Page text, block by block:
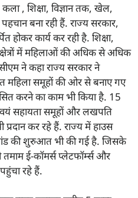
कला , शिक्षा, विज्ञान तक, खेल,
बना रही हैं. राज्य सरकार,
होकर कार्य कर रही है. शिक्षा,
क्षेत्रों में महिलाओं की अधिक से अधिक
ने कहा राज्य सरकार ने
महिला समूहों की ओर से बनाए गए
करने का काम भी किया है. 15
सहायता समूहों और लखपति
प्रदान कर रहे हैं. राज्य में हाउस
की शुरुआत भी की गई है. जिसके
ई-कॉमर्स प्लेटफॉर्म्स और
रहे हैं.